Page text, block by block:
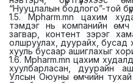
“Нууцлалын бодлого”-той
1.5. Mpharm.mn цахим
тэмдэг нь компанийн өмч
загвар, контент зэрэг
олшруулах, дуурайх, бусад
хууль бусаар ашиглахыг
1.6. Mpharm.mn цахим
хуулбарласан, дуурайн
Улсын Оюуны өмчийн тухай